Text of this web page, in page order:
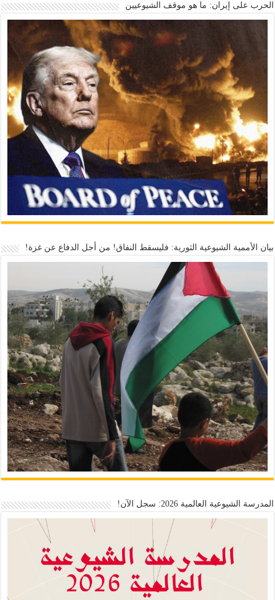
الحرب على إيران: ما هو موقف الشيوعيين
بيان الأممية الشيوعية الثورية: فليسقط النفاق! من أجل الدفاع عن غزة!
المدرسة الشيوعية العالمية 2026: سجل الآن!